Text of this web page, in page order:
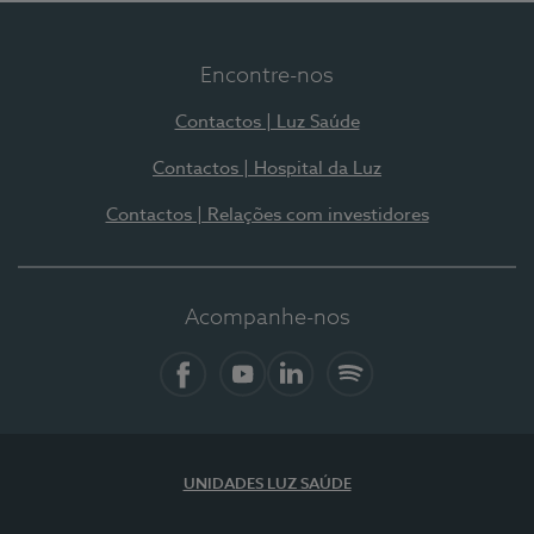
Encontre-nos
Contactos | Luz Saúde
Contactos | Hospital da Luz
Contactos | Relações com investidores
Acompanhe-nos
UNIDADES LUZ SAÚDE